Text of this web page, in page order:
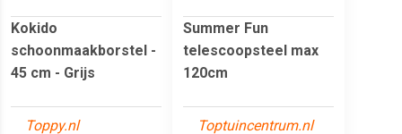
Kokido
schoonmaakborstel -
45 cm - Grijs
Toppy.nl
Summer Fun
telescoopsteel max
120cm
Toptuincentrum.nl